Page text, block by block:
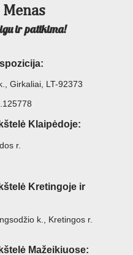
ir patikima!
Girkaliai, LT-92373
Klaipėdoje:
r.
Kretingoje ir
k., Kretingos r.
Mažeikiuose: